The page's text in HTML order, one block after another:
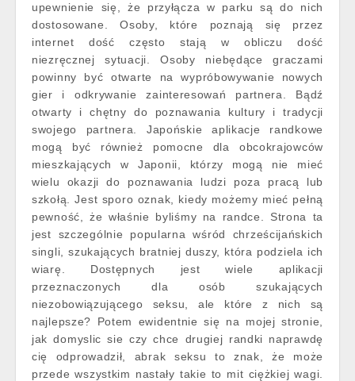
upewnienie się, że przyłącza w parku są do nich
dostosowane. Osoby, które poznają się przez
internet dość często stają w obliczu dość
niezręcznej sytuacji. Osoby niebędące graczami
powinny być otwarte na wypróbowywanie nowych
gier i odkrywanie zainteresowań partnera. Bądź
otwarty i chętny do poznawania kultury i tradycji
swojego partnera. Japońskie aplikacje randkowe
mogą być również pomocne dla obcokrajowców
mieszkających w Japonii, którzy mogą nie mieć
wielu okazji do poznawania ludzi poza pracą lub
szkołą. Jest sporo oznak, kiedy możemy mieć pełną
pewność, że właśnie byliśmy na randce. Strona ta
jest szczególnie popularna wśród chrześcijańskich
singli, szukających bratniej duszy, która podziela ich
wiarę. Dostępnych jest wiele aplikacji
przeznaczonych dla osób szukających
niezobowiązującego seksu, ale które z nich są
najlepsze? Potem ewidentnie się na mojej stronie,
jak domyslic sie czy chce drugiej randki naprawdę
cię odprowadził, abrak seksu to znak, że może
przede wszystkim nastały takie to mit ciężkiej wagi.